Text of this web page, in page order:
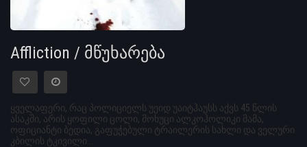
Affliction / მწუხარება
ყველაფერი, რაც პოლიციელს უეიდ უაიტჰაუსს აქვს 45 წლის
ასაკში, არის ყოფილი ცოლი, მოხუცი ალკოჰოლიკი მამა,
ოფიციანტი ბედია, გაფუჭებული ტრაილერის სახლი და ველური
კბილის ტკივილი...